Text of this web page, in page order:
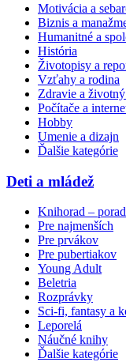
Motivácia a
Biznis a
Humanitné a
História
Životopisy a
Vzťahy a rodina
Zdravie a
Počítače a
Hobby
Umenie a dizajn
Ďalšie kategórie
Deti a mládež
Knihorad –
Pre najmenších
Pre prvákov
Pre pubertiakov
Young Adult
Beletria
Rozprávky
Sci-fi, fantasy a
Leporelá
Náučné knihy
Ďalšie kategórie